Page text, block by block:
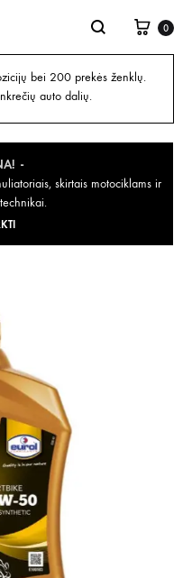
0
bei 200 prekės ženklų.
auto dalių.
skirtais motociklams ir